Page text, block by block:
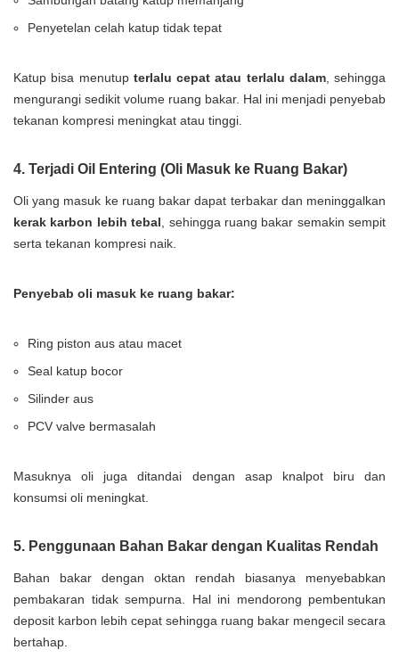
Penyetelan celah katup tidak tepat
Katup bisa menutup terlalu cepat atau terlalu dalam, sehingga
mengurangi sedikit volume ruang bakar. Hal ini menjadi penyebab
tekanan kompresi meningkat atau tinggi.
4. Terjadi Oil Entering (Oli Masuk ke Ruang Bakar)
Oli yang masuk ke ruang bakar dapat terbakar dan meninggalkan
kerak karbon lebih tebal , sehingga ruang bakar semakin sempit
serta tekanan kompresi naik.
Penyebab oli masuk ke ruang bakar:
Ring piston aus atau macet
Seal katup bocor
Silinder aus
PCV valve bermasalah
Masuknya oli juga ditandai dengan asap knalpot biru dan
konsumsi oli meningkat.
5. Penggunaan Bahan Bakar dengan Kualitas Rendah
Bahan bakar dengan oktan rendah biasanya menyebabkan
pembakaran tidak sempurna. Hal ini mendorong pembentukan
deposit karbon lebih cepat sehingga ruang bakar mengecil secara
bertahap.